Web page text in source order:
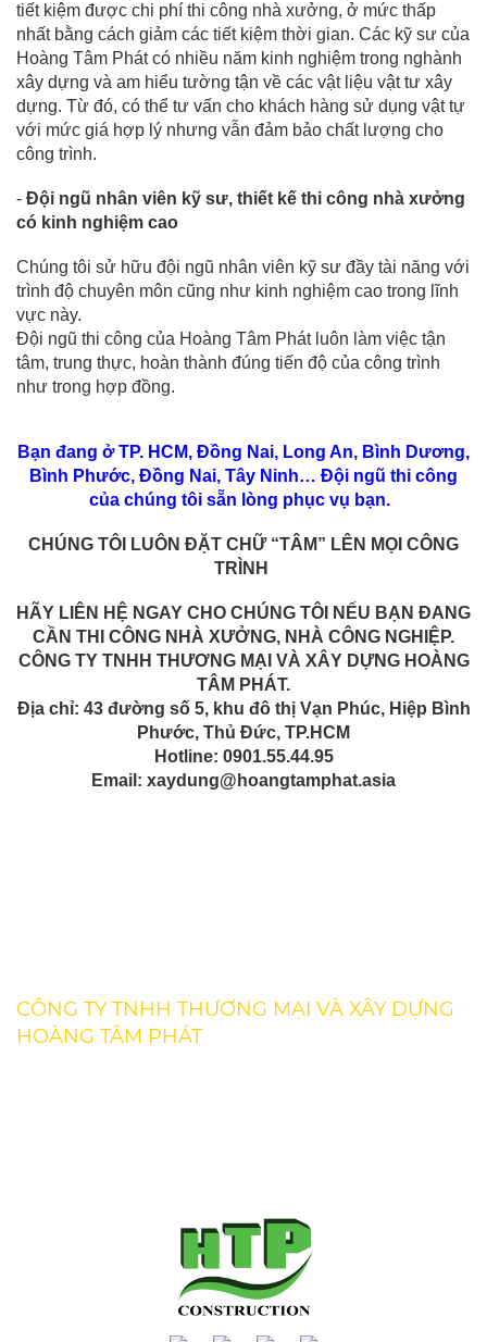
tiết kiệm được chi phí thi công nhà xưởng, ở mức thấp
nhất bằng cách giảm các tiết kiệm thời gian. Các kỹ sư của
Hoàng Tâm Phát có nhiều năm kinh nghiệm trong nghành
xây dựng và am hiểu tường tận về các vật liệu vật tư xây
dựng. Từ đó, có thể tư vấn cho khách hàng sử dụng vật tự
với mức giá hợp lý nhưng vẫn đảm bảo chất lượng cho
công trình.
- Đội ngũ nhân viên kỹ sư, thiết kế thi công nhà xưởng
có kinh nghiệm cao
Chúng tôi sử hữu đội ngũ nhân viên kỹ sư đầy tài năng với
trình độ chuyên môn cũng như kinh nghiệm cao trong lĩnh
vực này.
Đội ngũ thi công của Hoàng Tâm Phát luôn làm việc tận
tâm, trung thực, hoàn thành đúng tiến độ của công trình
như trong hợp đồng.
Bạn đang ở TP. HCM, Đồng Nai, Long An, Bình Dương,
Bình Phước, Đồng Nai, Tây Ninh… Đội ngũ thi công
của chúng tôi sẵn lòng phục vụ bạn.
CHÚNG TÔI LUÔN ĐẶT CHỮ “TÂM” LÊN MỌI CÔNG
TRÌNH
HÃY LIÊN HỆ NGAY CHO CHÚNG TÔI NẾU BẠN ĐANG
CẦN THI CÔNG NHÀ XƯỞNG, NHÀ CÔNG NGHIỆP.
CÔNG TY TNHH THƯƠNG MẠI VÀ XÂY DỰNG HOÀNG
TÂM PHÁT.
Địa chỉ: 43 đường số 5, khu đô thị Vạn Phúc, Hiệp Bình
Phước, Thủ Đức, TP.HCM
Hotline: 0901.55.44.95
Email: xaydung@hoangtamphat.asia
CÔNG TY TNHH THƯƠNG MẠI VÀ XÂY DỰNG
HOÀNG TÂM PHÁT